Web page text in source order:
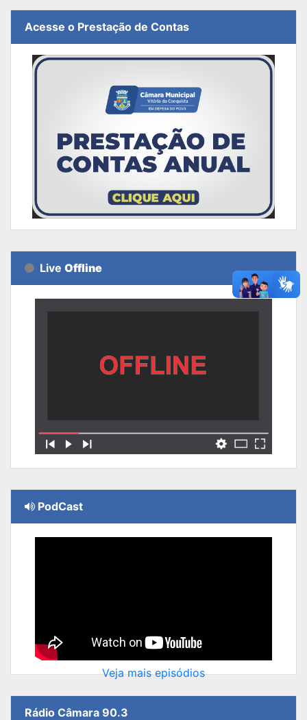
Acesse o Prestação de Contas
Live Offline
PodCast
Veja mais episódios
Rádio Câmara 90.3